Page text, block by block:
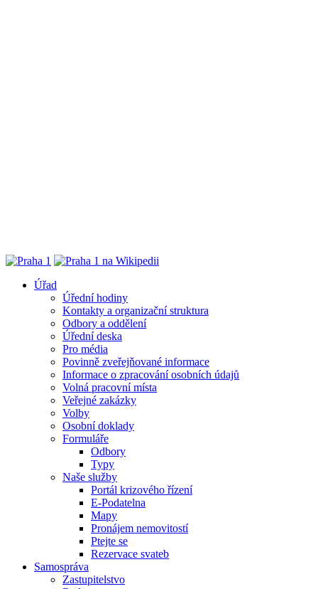
Úřad
Úřední hodiny
Kontakty a organizační struktura
Odbory a oddělení
Úřední deska
Pro média
Povinně zveřejňované informace
Informace o zpracování osobních údajů
Volná pracovní místa
Veřejné zakázky
Volby
Osobní doklady
Formuláře
Odbory
Typy
Naše služby
Portál krizového řízení
E-Podatelna
Mapy
Pronájem nemovitostí
Ptejte se
Rezervace svateb
Samospráva
Zastupitelstvo